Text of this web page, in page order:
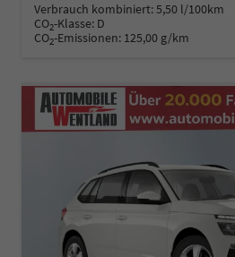
Verbrauch kombiniert:5,50 l/100km
CO2-Klasse: D
CO2-Emissionen: 125,00 g/km